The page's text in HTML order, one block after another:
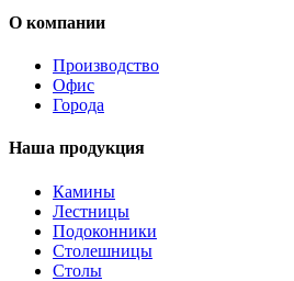
О компании
Производство
Офис
Города
Наша продукция
Камины
Лестницы
Подоконники
Столешницы
Столы